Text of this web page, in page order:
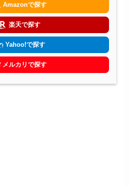
Amazonで探す
楽天で探す
Yahoo!で探す
メルカリで探す